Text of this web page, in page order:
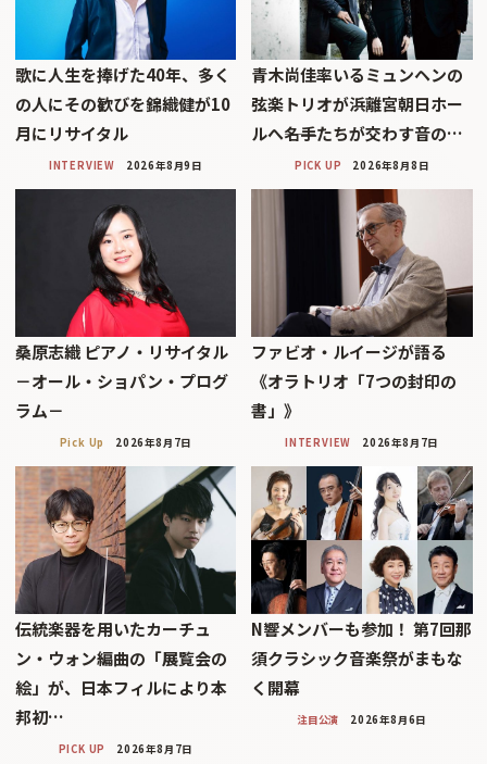
歌に人生を捧げた40年、多く
の人にその歓びを錦織健が10
月にリサイタル
INTERVIEW 2026年8月9日
青木尚佳率いるミュンヘンの
弦楽トリオが浜離宮朝日ホー
ルへ――名手たちが交わす音の…
PICK UP 2026年8月8日
桑原志織 ピアノ・リサイタル
－オール・ショパン・プログ
ラム－
Pick Up 2026年8月7日
ファビオ・ルイージが語る
《オラトリオ「7つの封印の
書」》
INTERVIEW 2026年8月7日
伝統楽器を用いたカーチュ
ン・ウォン編曲の「展覧会の
絵」が、日本フィルにより本
邦初…
PICK UP 2026年8月7日
N響メンバーも参加！ 第7回那
須クラシック音楽祭がまもな
く開幕
注目公演 2026年8月6日